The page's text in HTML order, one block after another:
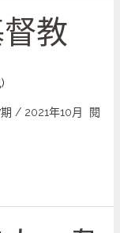
教
期 / 2021年10月 閱